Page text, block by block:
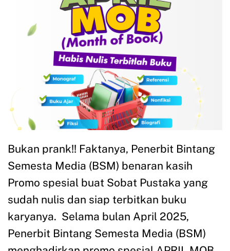
Bukan prank!! Faktanya, Penerbit Bintang
Semesta Media (BSM) benaran kasih
Promo spesial buat Sobat Pustaka yang
sudah nulis dan siap terbitkan buku
karyanya. Selama bulan April 2025,
Penerbit Bintang Semesta Media (BSM)